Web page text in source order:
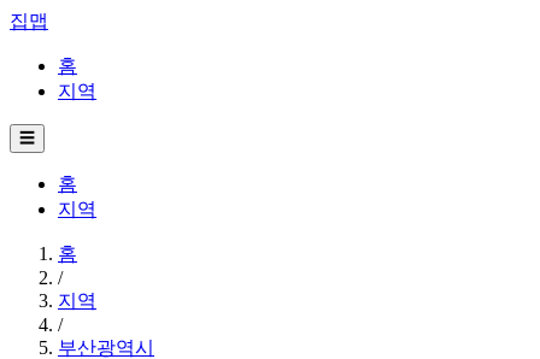
집맵
홈
지역
☰
홈
지역
홈
/
지역
/
부산광역시